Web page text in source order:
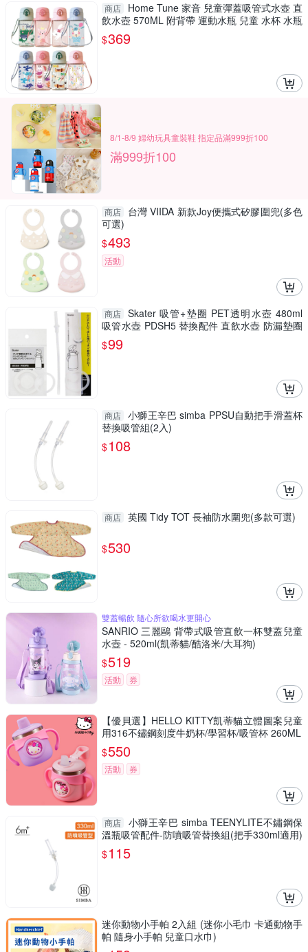
商店
Home Tune 家音 兒童彈蓋吸管式水壺 直
飲水壺 570ML 附背帶 運動水瓶 兒童 水杯 水瓶
HT-2009
$369
8/1-8/9 婦幼玩具童裝鞋 指定品滿999折100
滿999折100
商店
台灣 VIIDA 新款Joy便攜式矽膠圍兜(多色
可選)
$493
活動
商店 Skater 吸管+墊圈 PET透明水壺 480ml
吸管水壺 PDSH5 替換配件 直飲水壺 防漏墊圈
7438
$99
商店 小獅王辛巴 simba PPSU自動把手滑蓋杯
替換吸管組(2入)
$108
商店 英國 Tidy TOT 長袖防水圍兜(多款可選)
$530
雙蓋暢飲 隨心所欲喝水更開心
SANRIO 三麗鷗 背帶式吸管直飲一杯雙蓋兒童
水壺 - 520ml(凱蒂貓/酷洛米/大耳狗)
$519
活動 券
【優貝選】HELLO KITTY凱蒂貓立體圖案兒童
用316不鏽鋼刻度牛奶杯/學習杯/吸管杯 260ML
$550
活動 券
商店
小獅王辛巴 simba TEENYLITE不鏽鋼保
溫瓶吸管配件-防噴吸管替換組(把手330ml適用)
$115
迷你動物小手帕 2入組 (迷你小毛巾 卡通動物手
帕 隨身小手帕 兒童口水巾)